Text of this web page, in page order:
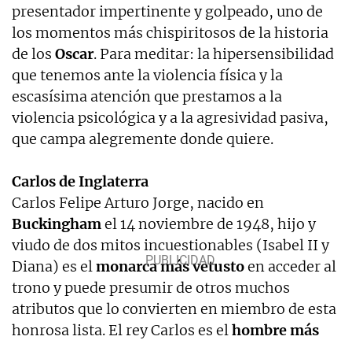
presentador impertinente y golpeado, uno de
los momentos más chispiritosos de la historia
de los Oscar. Para meditar: la hipersensibilidad
que tenemos ante la violencia física y la
escasísima atención que prestamos a la
violencia psicológica y a la agresividad pasiva,
que campa alegremente donde quiere.
Carlos de Inglaterra
Carlos Felipe Arturo Jorge, nacido en
Buckinghamel 14 noviembre de 1948, hijo y
viudo de dos mitos incuestionables (Isabel II y
Diana) es elmonarca más vetustoen acceder al
trono y puede presumir de otros muchos
atributos que lo convierten en miembro de esta
honrosa lista. El rey Carlos es elhombre más